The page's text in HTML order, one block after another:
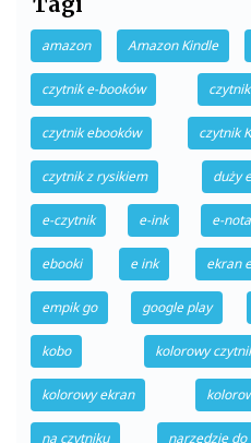
amazon Amazon Kindle
czytnik e-booków
czytnik ebooków czytnik
czytnik z rysikiem duży
e-czytnik e-ink e-
ebooki e ink ekran
empik go google play
kobo kolorowy
kolorowy ekran
na czytniku narzędzie